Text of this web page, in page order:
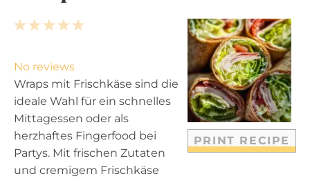
PRINT RECIPE
5
a
r
s
4
t
a
r
s
3
t
a
r
s
2
t
a
r
s
1
t
a
r
No reviews
Wraps mit Frischkäse sind die
ideale Wahl für ein schnelles
Mittagessen oder als
herzhaftes Fingerfood bei
Partys. Mit frischen Zutaten
und cremigem Frischkäse